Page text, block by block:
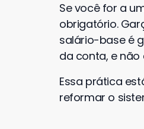
Se você for a
obrigatório.
salário-base é
da conta, e
Essa prática
reformar o